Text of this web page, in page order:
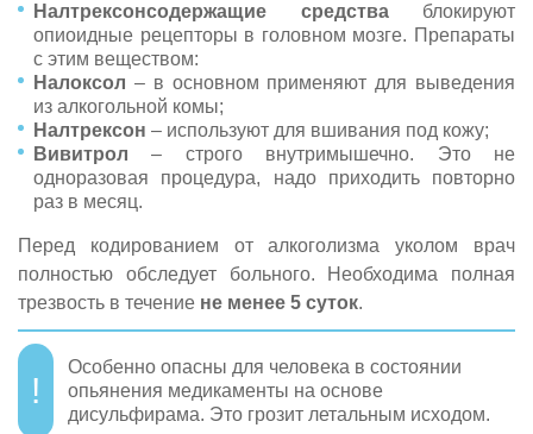
Налтрексонсодержащие средства блокируют
опиоидные рецепторы в головном мозге. Препараты
с этим веществом:
Налоксол – в основном применяют для выведения
из алкогольной комы;
Налтрексон – используют для вшивания под кожу;
Вивитрол – строго внутримышечно. Это не
одноразовая процедура, надо приходить повторно
раз в месяц.
Перед кодированием от алкоголизма уколом врач
полностью обследует больного. Необходима полная
трезвость в течение не менее 5 суток.
Особенно опасны для человека в состоянии
опьянения медикаменты на основе
дисульфирама. Это грозит летальным исходом.